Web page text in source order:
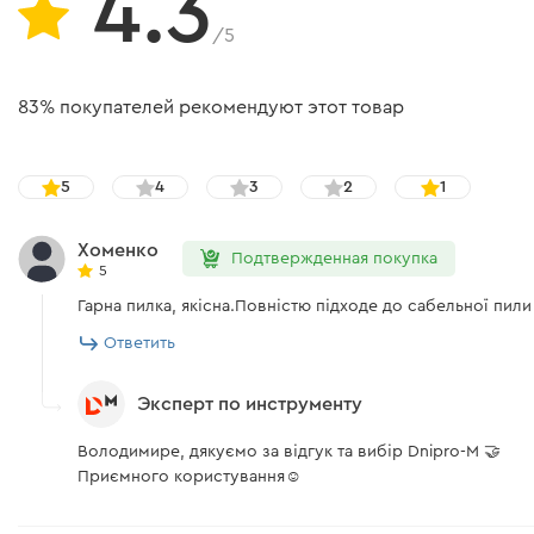
/5
83% покупателей рекомендуют этот товар
5 4 3 2 1
Хоменко
5
Подтвержденная покупка
Гарна пилка, якісна.Повністю підходе до сабельної
Ответить
Эксперт по инструменту
Володимире, дякуємо за відгук та вибір Dnipro-M 🤝
Приємного користування☺️